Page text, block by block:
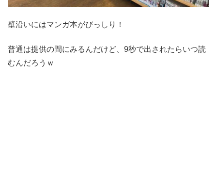
壁沿いにはマンガ本がびっしり！
普通は提供の間にみるんだけど、9秒で出されたらいつ読
むんだろうｗ